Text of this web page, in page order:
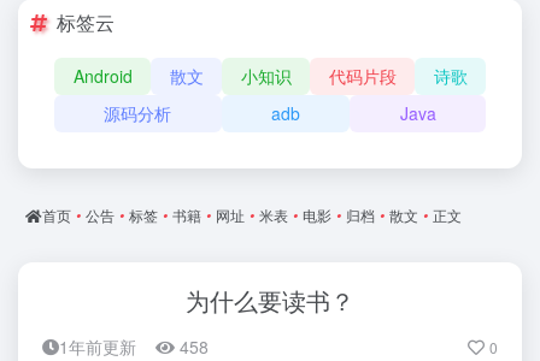
标签云
Android 散文 小知识 代码片段
诗歌
源码分析
adb Java
首页 • 公告 • 标签 • 书籍 • 网址 • 米表 • 电影 • 归档 • 散文 • 正文
为什么要读书？
1年前更新 458 0